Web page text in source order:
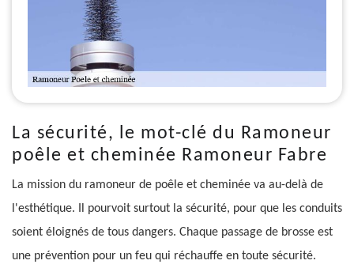
La sécurité, le mot-clé du Ramoneur
poêle et cheminée Ramoneur Fabre
La mission du ramoneur de poêle et cheminée va au-delà de
l'esthétique. Il pourvoit surtout la sécurité, pour que les conduits
soient éloignés de tous dangers. Chaque passage de brosse est
une prévention pour un feu qui réchauffe en toute sécurité.